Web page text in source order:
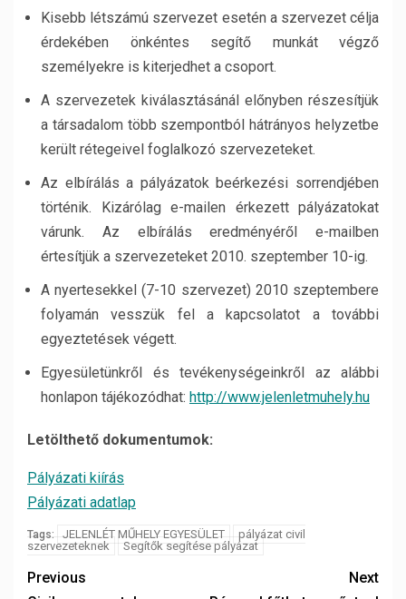
Kisebb létszámú szervezet esetén a szervezet célja
érdekében önkéntes segítő munkát végző
személyekre is kiterjedhet a csoport.
A szervezetek kiválasztásánál előnyben részesítjük
a társadalom több szempontból hátrányos helyzetbe
került rétegeivel foglalkozó szervezeteket.
Az elbírálás a pályázatok beérkezési sorrendjében
történik. Kizárólag e-mailen érkezett pályázatokat
várunk. Az elbírálás eredményéről e-mailben
értesítjük a szervezeteket 2010. szeptember 10-ig.
A nyertesekkel (7-10 szervezet) 2010 szeptembere
folyamán vesszük fel a kapcsolatot a további
egyeztetések végett.
Egyesületünkről és tevékenységeinkről az alábbi
honlapon tájékozódhat: http://www.jelenletmuhely.hu
Letölthető dokumentumok:
Pályázati kiírás
Pályázati adatlap
Tags: JELENLÉT MŰHELY EGYESÜLET
pályázat civil
szervezeteknek
Segítők segítése pályázat
Previous
Next